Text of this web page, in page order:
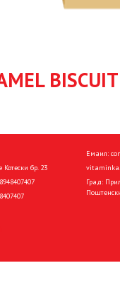
BISCUIT
бр. 23
Емаил:
Град: